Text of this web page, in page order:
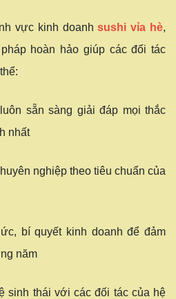
vực kinh doanhsushi vỉa hè,
hoàn hảo giúp các đối tác
sẵn sàng giải đáp mọi thắc
nhất
nghiệp theo tiêu chuẩn của
bí quyết kinh doanh để đảm
năm
sinh thái với các đối tác của hệ